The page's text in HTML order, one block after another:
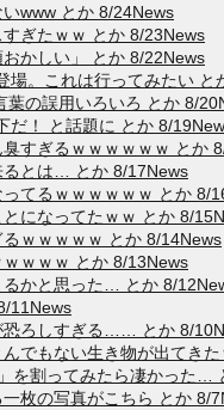
www とか 8/24News
ぎたｗｗ とか 8/23News
かしい」 とか 8/22News
場。これは行ってみたい と
葉の誤用いろいろ とか 8/
だ！ と話題に とか 8/
すぎるｗｗｗｗｗｗ とか
るとは… とか 8/17News
てるｗｗｗｗｗｗ とか 8/
になってたｗｗ とか 8/
ｗｗｗｗｗ とか 8/14News
ｗｗｗ とか 8/13News
るかと思った… とか 8/
11News
恐ろしすぎる…… とか 8/
でもない生き物が出てき
を割ってみたら凄かった…
枚の写真がこちら とか 8/